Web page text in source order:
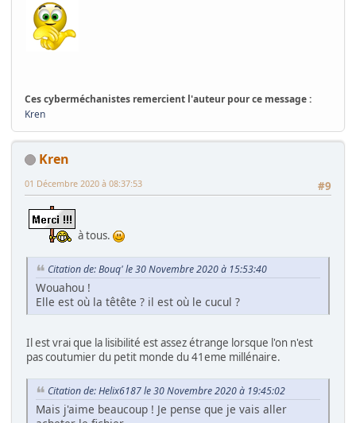
Ces cyberméchanistes remercient l'auteur pour ce message :
Kren
Kren
#9
01 Décembre 2020 à 08:37:53
à tous.
Citation de: Bouq' le 30 Novembre 2020 à 15:53:40
Wouahou !
Elle est où la têtête ? il est où le cucul ?
Il est vrai que la lisibilité est assez étrange lorsque l'on n'est
pas coutumier du petit monde du 41eme millénaire.
Citation de: Helix6187 le 30 Novembre 2020 à 19:45:02
Mais j'aime beaucoup ! Je pense que je vais aller